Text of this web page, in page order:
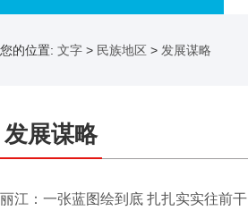
您的位置: 文字 > 民族地区 > 发展谋略
发展谋略
丽江：一张蓝图绘到底 扎扎实实往前干